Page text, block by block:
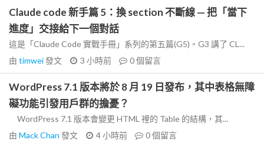
Claude code 新手篇 5：換 section 不斷線 — 把「當下
進度」交接給下一個對話
這是「Claude Code 實戰手冊」系列的第五篇(G5)。G3 講了 CL...
由 timwei發文 3 小時前 0個留言
WordPress 7.1 版本將於 8 月 19 日發布，其中表格無障
礙功能引發用戶群的擔憂？
WordPress 7.1 版本會變更 HTML 裡的 Table 的結構，其...
由 Mack Chan 發文 4 小時前 0個留言